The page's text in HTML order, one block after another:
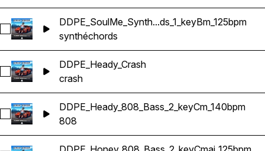
Sélectionnez
DDPE_SoulMe_Synth...ds_1_keyBm_125bpm
synthéchords
Sélectionnez DDPE_Heady_Crash
DDPE_Heady_Crash
crash
Sélectionnez DDPE_Heady_808_Bass_2_keyCm_140bpm
DDPE_Heady_808_Bass_2_keyCm_140bpm
808